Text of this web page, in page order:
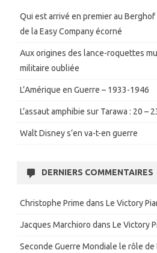
Qui est arrivé en premier au Berghof
de la Easy Company écorné
Aux origines des lance-roquettes
militaire oubliée
L’Amérique en Guerre – 1933-1946
L’assaut amphibie sur Tarawa : 20 –
Walt Disney s’en va-t-en guerre
DERNIERS COMMENTAIRES
Christophe Prime dans Le Victory
Jacques Marchioro dans Le Victory
Seconde Guerre Mondiale le rôle de